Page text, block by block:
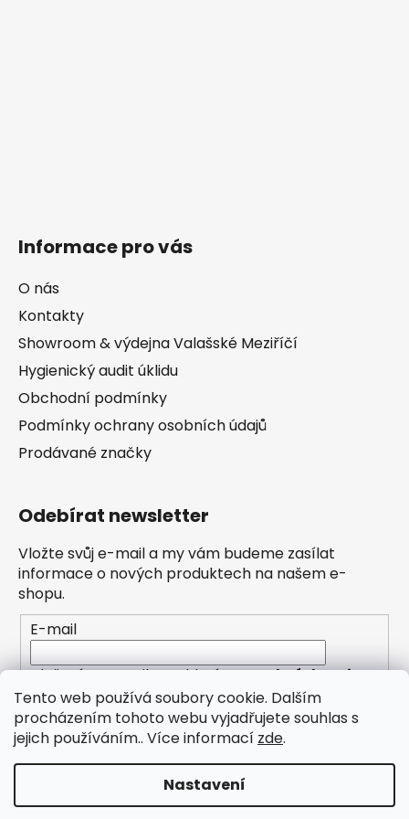
Tento web používá soubory cookie. Dalším
procházením tohoto webu vyjadřujete souhlas s
jejich používáním.. Více informací zde.
Nastavení
Zřídili jsme pro Vás novou kategorii PŮJČOVNA (pro
Informace pro vás
O nás
Kontakty
Showroom & výdejna Valašské Meziříčí
Hygienický audit úklidu
Obchodní podmínky
Podmínky ochrany osobních údajů
Prodávané značky
Odebírat newsletter
Vložte svůj e-mail a my vám budeme zasílat
informace o nových produktech na našem e-
shopu.
E-mail
Vložením e-mailu souhlasíte spodmínkami
ochrany osobních údajů
PŘIHLÁSIT SE